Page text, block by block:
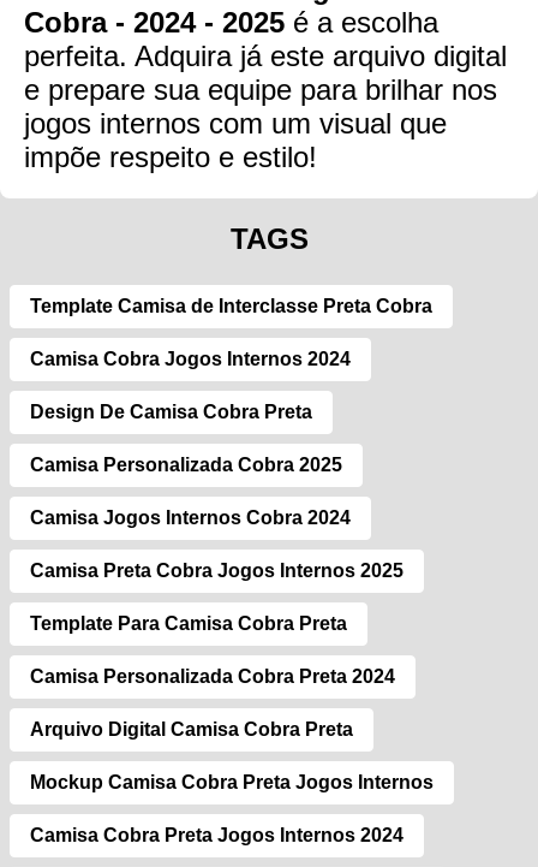
Cobra - 2024 - 2025 é a escolha
perfeita. Adquira já este arquivo digital
e prepare sua equipe para brilhar nos
jogos internos com um visual que
impõe respeito e estilo!
TAGS
Template Camisa de Interclasse Preta Cobra
Camisa Cobra Jogos Internos 2024
Design De Camisa Cobra Preta
Camisa Personalizada Cobra 2025
Camisa Jogos Internos Cobra 2024
Camisa Preta Cobra Jogos Internos 2025
Template Para Camisa Cobra Preta
Camisa Personalizada Cobra Preta 2024
Arquivo Digital Camisa Cobra Preta
Mockup Camisa Cobra Preta Jogos Internos
Camisa Cobra Preta Jogos Internos 2024